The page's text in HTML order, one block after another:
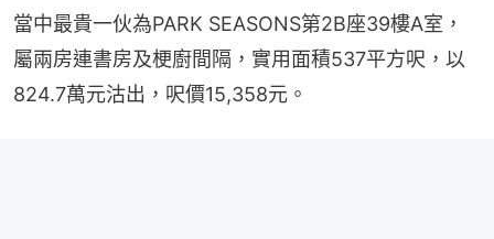
當中最貴一伙為PARK SEASONS第2B座39樓A室，
屬兩房連書房及梗廚間隔，實用面積537平方呎，以
824.7萬元沽出，呎價15,358元。